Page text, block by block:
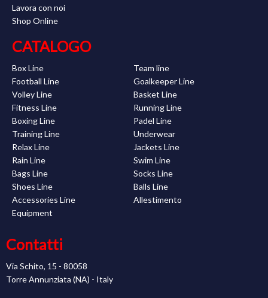
Lavora con noi
Shop Online
CATALOGO
Box Line
Team line
Football Line
Goalkeeper Line
Volley Line
Basket Line
Fitness Line
Running Line
Boxing Line
Padel Line
Training Line
Underwear
Relax Line
Jackets Line
Rain Line
Swim Line
Bags Line
Socks Line
Shoes Line
Balls Line
Accessories Line
Allestimento
Equipment
Contatti
Via Schito, 15 - 80058
Torre Annunziata (NA) - Italy